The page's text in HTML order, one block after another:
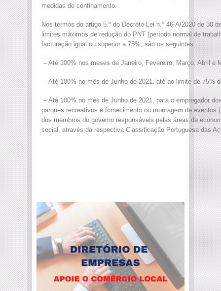
medidas de confinamento.
Nos termos do artigo 5.º do Decreto-Lei n.º 46-A/2020 de 30
limites máximos de redução do PNT (período normal de
facturação igual ou superior a 75%, são os seguintes:
– Até 100% nos meses de Janeiro, Fevereiro, Março, Abril e
– Até 100% no mês de Junho de 2021, até ao limite de 75%
– Até 100% no mês de Junho de 2021, para o empregador
parques recreativos e fornecimento ou montagem de eventos
dos membros do governo responsáveis pelas áreas da
social, através da respectiva Classificação Portuguesa das